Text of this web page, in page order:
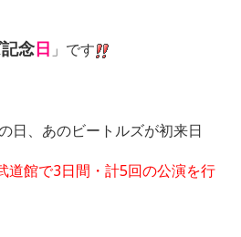
念日 」です
日、あのビートルズが初来日
道館で3日間・計5回の公演を行